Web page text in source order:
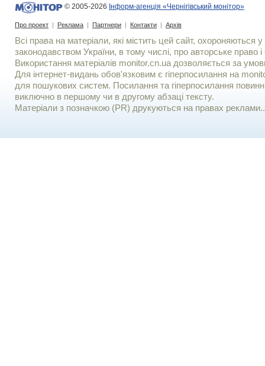
© 2005-2026 Інформ-агенція «Чернігівський монітор»
Про проект | Реклама | Партнери | Контакти | Архів
Всі права на матеріали, які містить цей сайт, охороняються у
законодавством України, в тому числі, про авторське право і
Використання матерiалiв monitor.cn.ua дозволяється за
Для iнтернет-видань обов'язковим є гiперпосилання на
для пошукових систем. Посилання та гіперпосилання
виключно в першому чи в другому абзаці тексту.
Матеріали з позначкою (PR) друкуються на правах реклами..